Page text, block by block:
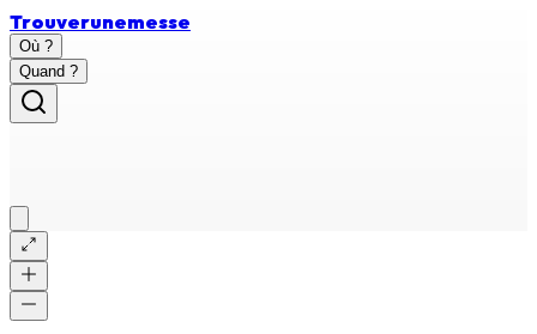
Trouverunemesse
Où ?
Quand ?